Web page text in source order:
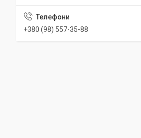
+380 (98) 557-35-88